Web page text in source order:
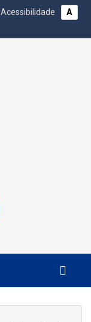
Acessibilidade
A